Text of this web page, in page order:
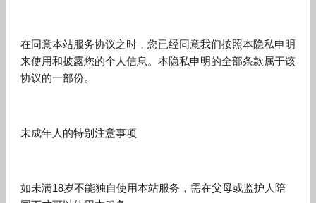
在同意本站服务协议之时，您已经同意我们按照本隐私申明
来使用和披露您的个人信息。本隐私申明的全部条款属于该
协议的一部份。
未成年人的特别注意事项
如未满18岁不能独自使用本站服务，需在父母或监护人陪